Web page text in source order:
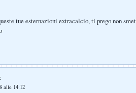
tue esternazioni extracalcio, ti prego non
alle 14:12